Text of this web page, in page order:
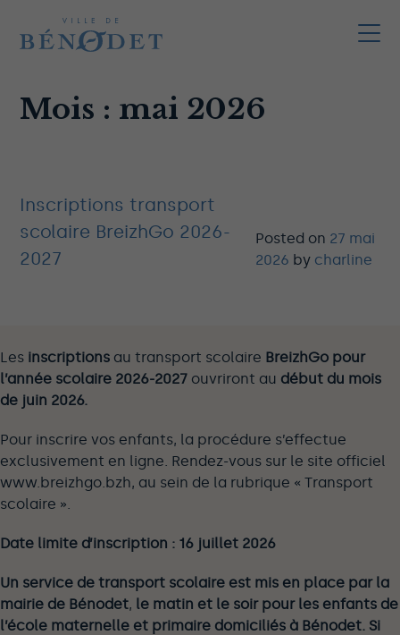
Mois : mai 2026
Inscriptions transport
scolaire BreizhGo 2026-
2027
Posted on 27 mai
2026 by charline
Les inscriptions au transport scolaire BreizhGo pour
l’année scolaire 2026-2027 ouvriront au début du mois
de juin 2026.
Pour inscrire vos enfants, la procédure s’effectue
exclusivement en ligne. Rendez-vous sur le site officiel
www.breizhgo.bzh, au sein de la rubrique « Transport
scolaire ».
Date limite d’inscription : 16 juillet 2026
Un service de transport scolaire est mis en place par la
mairie de Bénodet, le matin et le soir pour les enfants de
l’école maternelle et primaire domiciliés à Bénodet. Si